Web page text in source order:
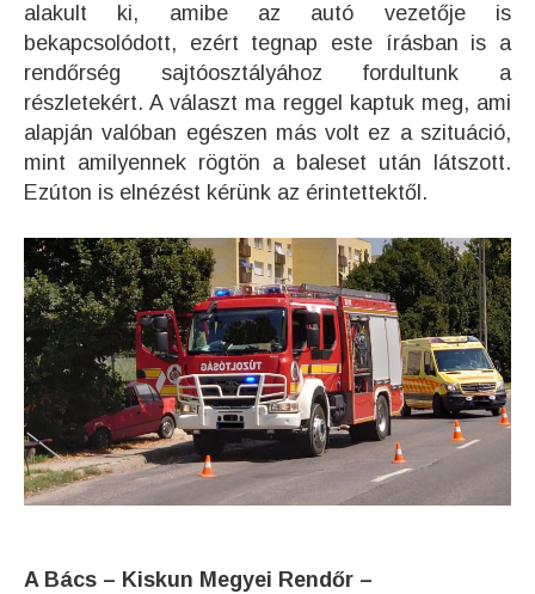
alakult ki, amibe az autó vezetője is
bekapcsolódott, ezért tegnap este írásban is a
rendőrség sajtóosztályához fordultunk a
részletekért. A választ ma reggel kaptuk meg, ami
alapján valóban egészen más volt ez a szituáció,
mint amilyennek rögtön a baleset után látszott.
Ezúton is elnézést kérünk az érintettektől.
A Bács – Kiskun Megyei Rendőr –